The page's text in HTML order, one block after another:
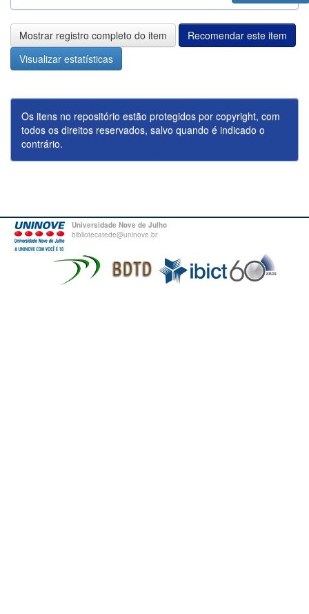
Mostrar registro completo do item
Recomendar este item
Visualizar estatísticas
Os itens no repositório estão protegidos por copyright, com
todos os direitos reservados, salvo quando é indicado o
contrário.
Universidade Nove de Julho
bibliotecatede@uninove.br